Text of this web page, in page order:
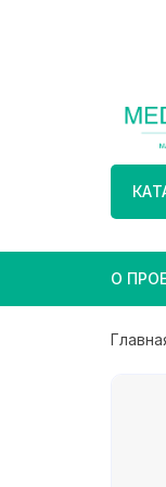
О